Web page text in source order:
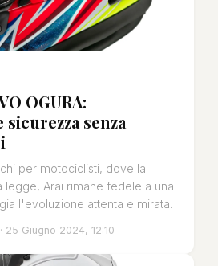
OGURA:
senza
per motociclisti, dove la
legge, Arai rimane fedele a una
l'evoluzione attenta e mirata.
· 25 Giugno 2024, 12:10